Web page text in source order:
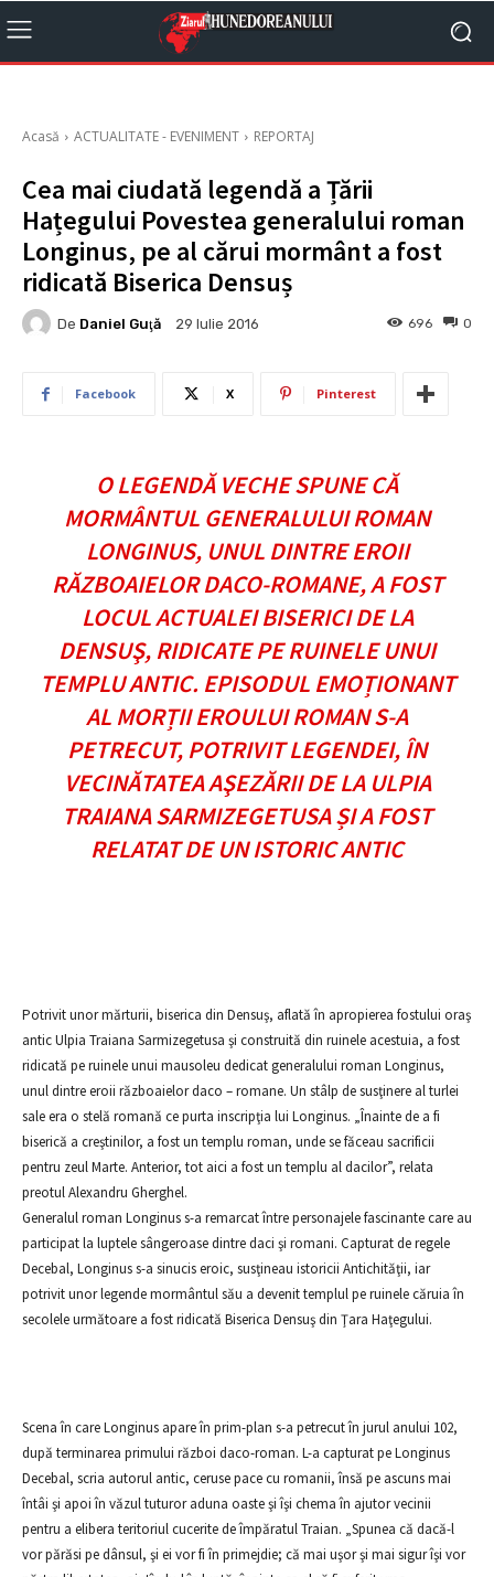
Acasă ACTUALITATE - EVENIMENT REPORTAJ
Cea mai ciudată legendă a Țării
Hațegului Povestea generalului roman
Longinus, pe al cărui mormânt a fost
ridicată Biserica Densuș
De Daniel Guţă 29 Iulie 2016 0
696
Facebook X Pinterest
O LEGENDĂ VECHE SPUNE CĂ
MORMÂNTUL GENERALULUI ROMAN
LONGINUS, UNUL DINTRE EROII
RĂZBOAIELOR DACO-ROMANE, A FOST
LOCUL ACTUALEI BISERICI DE LA
DENSUŞ, RIDICATE PE RUINELE UNUI
TEMPLU ANTIC. EPISODUL EMOȚIONANT
AL MORȚII EROULUI ROMAN S-A
PETRECUT, POTRIVIT LEGENDEI, ÎN
VECINĂTATEA AŞEZĂRII DE LA ULPIA
TRAIANA SARMIZEGETUSA ȘI A FOST
RELATAT DE UN ISTORIC ANTIC
Potrivit unor mărturii, biserica din Densuş, aflată în apropierea fostului oraş
antic Ulpia Traiana Sarmizegetusa şi construită din ruinele acestuia, a fost
ridicată pe ruinele unui mausoleu dedicat generalului roman Longinus,
unul dintre eroii războaielor daco – romane. Un stâlp de susţinere al turlei
sale era o stelă romană ce purta inscripţia lui Longinus. „Înainte de a fi
biserică a creştinilor, a fost un templu roman, unde se făceau sacrificii
pentru zeul Marte. Anterior, tot aici a fost un templu al dacilor”, relata
preotul Alexandru Gherghel.
Generalul roman Longinus s-a remarcat între personajele fascinante care au
participat la luptele sângeroase dintre daci şi romani. Capturat de regele
Decebal, Longinus s-a sinucis eroic, susţineau istoricii Antichităţii, iar
potrivit unor legende mormântul său a devenit templul pe ruinele căruia în
secolele următoare a fost ridicată Biserica Densuş din Ţara Haţegului.
Scena în care Longinus apare în prim-plan s-a petrecut în jurul anului 102,
după terminarea primului război daco-roman. L-a capturat pe Longinus
Decebal, scria autorul antic, ceruse pace cu romanii, însă pe ascuns mai
întâi şi apoi în văzul tuturor aduna oaste şi îşi chema în ajutor vecinii
pentru a elibera teritoriul cucerite de împăratul Traian. „Spunea că dacă-l
vor părăsi pe dânsul, şi ei vor fi în primejdie; că mai uşor şi mai sigur îşi vor